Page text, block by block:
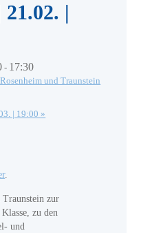
|
- 17:30
und Traunstein
| 19:00»
.
zur
zu den
und